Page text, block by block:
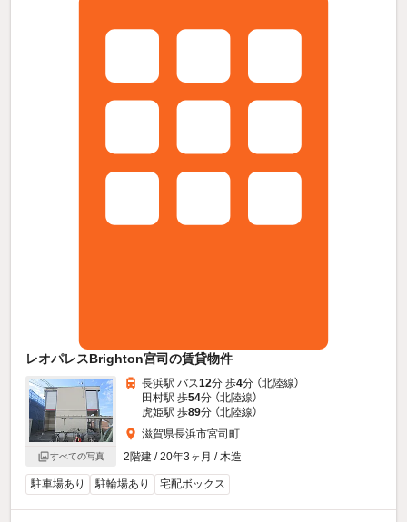
レオパレスBrighton宮司の賃貸物件
すべての写真
長浜駅 バス12分 歩4分 （北陸線）
田村駅 歩54分 （北陸線）
虎姫駅 歩89分 （北陸線）
滋賀県長浜市宮司町
2階建 / 20年3ヶ月 / 木造
駐車場あり 駐輪場あり 宅配ボックス